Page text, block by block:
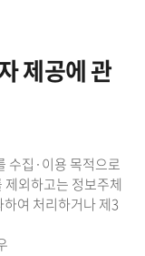
제공에 관
수집·이용 목적으로
외하고는 정보주체
여 처리하거나 제3